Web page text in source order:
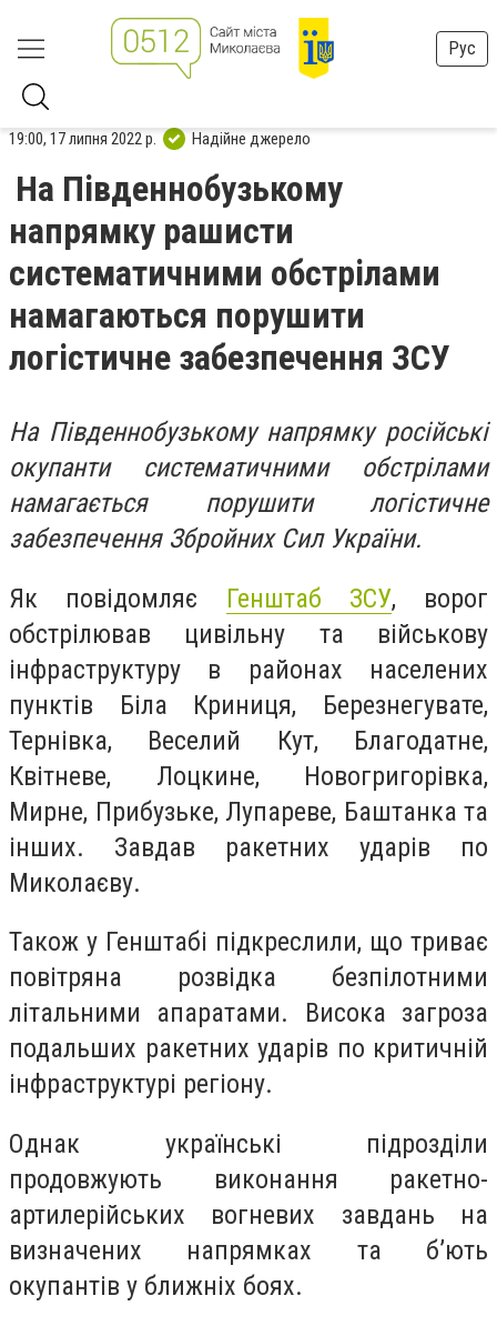
Рус
19:00, 17 липня 2022 р. Надійне джерело
На Південнобузькому
напрямку рашисти
систематичними обстрілами
намагаються порушити
логістичне забезпечення ЗСУ
На Південнобузькому напрямку російські
окупанти систематичними обстрілами
намагається порушити логістичне
забезпечення Збройних Сил України.
Як повідомляє Генштаб ЗСУ, ворог
обстрілював цивільну та військову
інфраструктуру в районах населених
пунктів Біла Криниця, Березнегувате,
Тернівка, Веселий Кут, Благодатне,
Квітневе, Лоцкине, Новогригорівка,
Мирне, Прибузьке, Лупареве, Баштанка та
інших. Завдав ракетних ударів по
Миколаєву.
Також у Генштабі підкреслили, що триває
повітряна розвідка безпілотними
літальними апаратами. Висока загроза
подальших ракетних ударів по критичній
інфраструктурі регіону.
Однак українські підрозділи
продовжують виконання ракетно-
артилерійських вогневих завдань на
визначених напрямках та б’ють
окупантів у ближніх боях.